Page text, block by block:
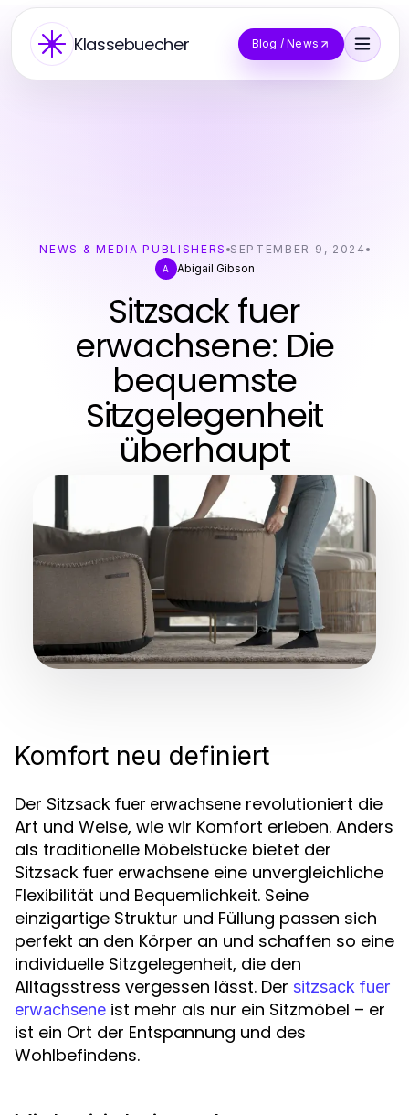
Klassebuecher Blog / News
NEWS & MEDIA PUBLISHERS SEPTEMBER 9, 2024
A Abigail Gibson
Sitzsack fuer
erwachsene: Die
bequemste
Sitzgelegenheit
überhaupt
Komfort neu definiert
Der Sitzsack fuer erwachsene revolutioniert die
Art und Weise, wie wir Komfort erleben. Anders
als traditionelle Möbelstücke bietet der
Sitzsack fuer erwachsene eine unvergleichliche
Flexibilität und Bequemlichkeit. Seine
einzigartige Struktur und Füllung passen sich
perfekt an den Körper an und schaffen so eine
individuelle Sitzgelegenheit, die den
Alltagsstress vergessen lässt. Der sitzsack fuer
erwachsene ist mehr als nur ein Sitzmöbel – er
ist ein Ort der Entspannung und des
Wohlbefindens.